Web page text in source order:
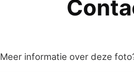
Meer informatie over deze